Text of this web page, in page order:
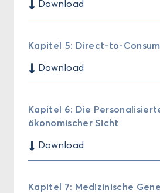
$ Down­load
Ka­pi­tel 5: Direct-​to-
$ Down­load
Ka­pi­tel 6: Die
öko­no­mi­scher Sicht
$ Down­load
Ka­pi­tel 7: Me­di­zi­ni­sche